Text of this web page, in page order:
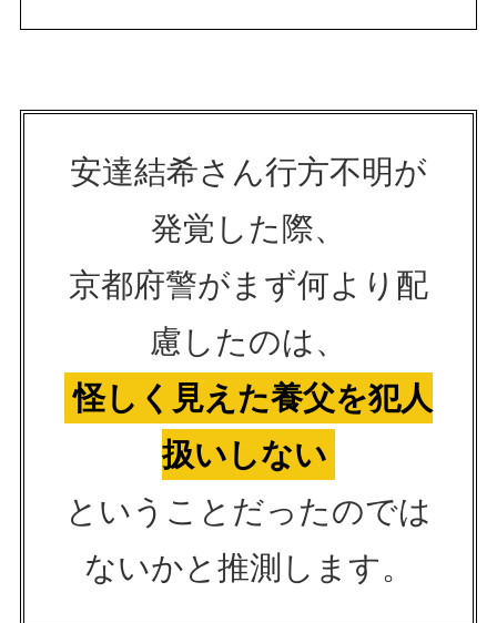
安達結希さん行方不明が
発覚した際、
京都府警がまず何より配
慮したのは、
怪しく見えた養父を犯人
扱いしない
ということだったのでは
ないかと推測します。